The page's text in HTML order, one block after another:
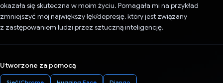
okazała się skuteczna w moim życiu. Pomagała mi na przykład
zmniejszyć mój największy lęk/depresję, który jest związany
z zastępowaniem ludzi przez sztuczną inteligencję.
Utworzone za pomocą